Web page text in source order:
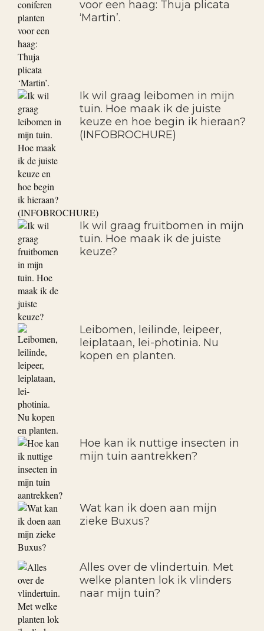
voor een haag: Thuja plicata
‘Martin’.
Ik wil graag leibomen in mijn
tuin. Hoe maak ik de juiste
keuze en hoe begin ik hieraan?
(INFOBROCHURE)
Ik wil graag fruitbomen in mijn
tuin. Hoe maak ik de juiste
keuze?
Leibomen, leilinde, leipeer,
leiplataan, lei-photinia. Nu
kopen en planten.
Hoe kan ik nuttige insecten in
mijn tuin aantrekken?
Wat kan ik doen aan mijn
zieke Buxus?
Alles over de vlindertuin. Met
welke planten lok ik vlinders
naar mijn tuin?